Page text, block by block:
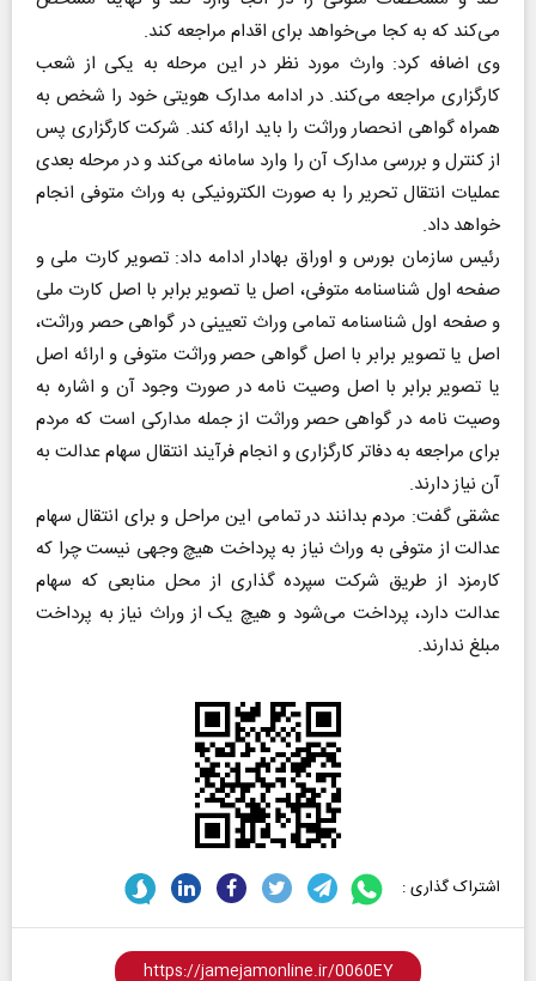
می‌کند که به کجا می‌خواهد برای اقدام مراجعه کند.
وی اضافه کرد: وارث مورد نظر در این مرحله به یکی از شعب
کارگزاری مراجعه می‌کند. در ادامه مدارک هویتی خود را شخص به
همراه گواهی انحصار وراثت را باید ارائه کند. شرکت کارگزاری پس
از کنترل و بررسی مدارک آن را وارد سامانه می‌کند و در مرحله بعدی
عملیات انتقال تحریر را به صورت الکترونیکی به وراث متوفی انجام
خواهد داد.
رئیس سازمان بورس و اوراق بهادار ادامه داد: تصویر کارت ملی و
صفحه اول شناسنامه متوفی، اصل یا تصویر برابر با اصل کارت ملی
و صفحه اول شناسنامه تمامی وراث تعیینی در گواهی حصر وراثت،
اصل یا تصویر برابر با اصل گواهی حصر وراثت متوفی و ارائه اصل
یا تصویر برابر با اصل وصیت نامه در صورت وجود آن و اشاره به
وصیت نامه در گواهی حصر وراثت از جمله مدارکی است که مردم
برای مراجعه به دفاتر کارگزاری و انجام فرآیند انتقال سهام عدالت به
آن نیاز دارند.
عشقی گفت: مردم بدانند در تمامی این مراحل و برای انتقال سهام
عدالت از متوفی به وراث نیاز به پرداخت هیچ وجهی نیست چرا که
کارمزد از طریق شرکت سپرده گذاری از محل منابعی که سهام
عدالت دارد، پرداخت می‌شود و هیچ یک از وراث نیاز به پرداخت
مبلغ ندارند.
اشتراک گذاری :